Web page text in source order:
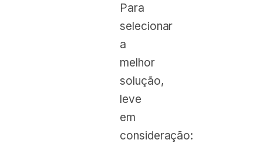
Para
selecionar
a
melhor
solução,
leve
em
consideração: